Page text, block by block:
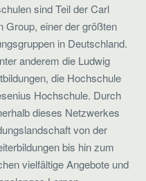
sind Teil der Carl
Group, einer der größten
in Deutschland.
anderem die Ludwig
die Hochschule
Hochschule. Durch
dieses Netzwerkes
von der
bis hin zum
vielfältige Angebote und